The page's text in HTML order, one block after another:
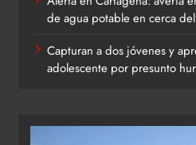
de agua potable en cerca
Capturan a dos jóvenes y
adolescente por presunto